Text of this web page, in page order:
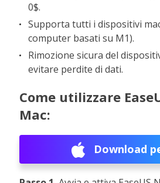
0$.
Supporta tutti i dispositivi
computer basati su M1).
Rimozione sicura del
evitare perdite di dati.
Come utilizzare
Mac:
Download